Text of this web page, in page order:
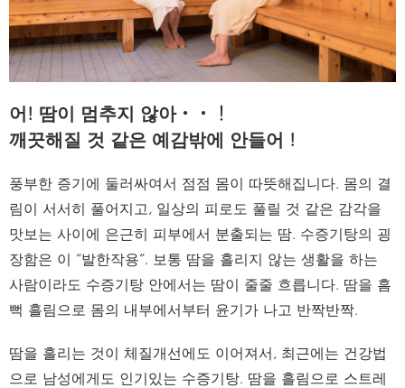
어! 땀이 멈추지 않아・・！
깨끗해질 것 같은 예감밖에 안들어 !
풍부한 증기에 둘러싸여서 점점 몸이 따뜻해집니다. 몸의 결
림이 서서히 풀어지고, 일상의 피로도 풀릴 것 같은 감각을
맛보는 사이에 은근히 피부에서 분출되는 땀. 수증기탕의 굉
장함은 이 “발한작용”. 보통 땀을 흘리지 않는 생활을 하는
사람이라도 수증기탕 안에서는 땀이 줄줄 흐릅니다. 땀을 흠
뻑 흘림으로 몸의 내부에서부터 윤기가 나고 반짝반짝.
땀을 흘리는 것이 체질개선에도 이어져서, 최근에는 건강법
으로 남성에게도 인기있는 수증기탕. 땀을 흘림으로 스트레